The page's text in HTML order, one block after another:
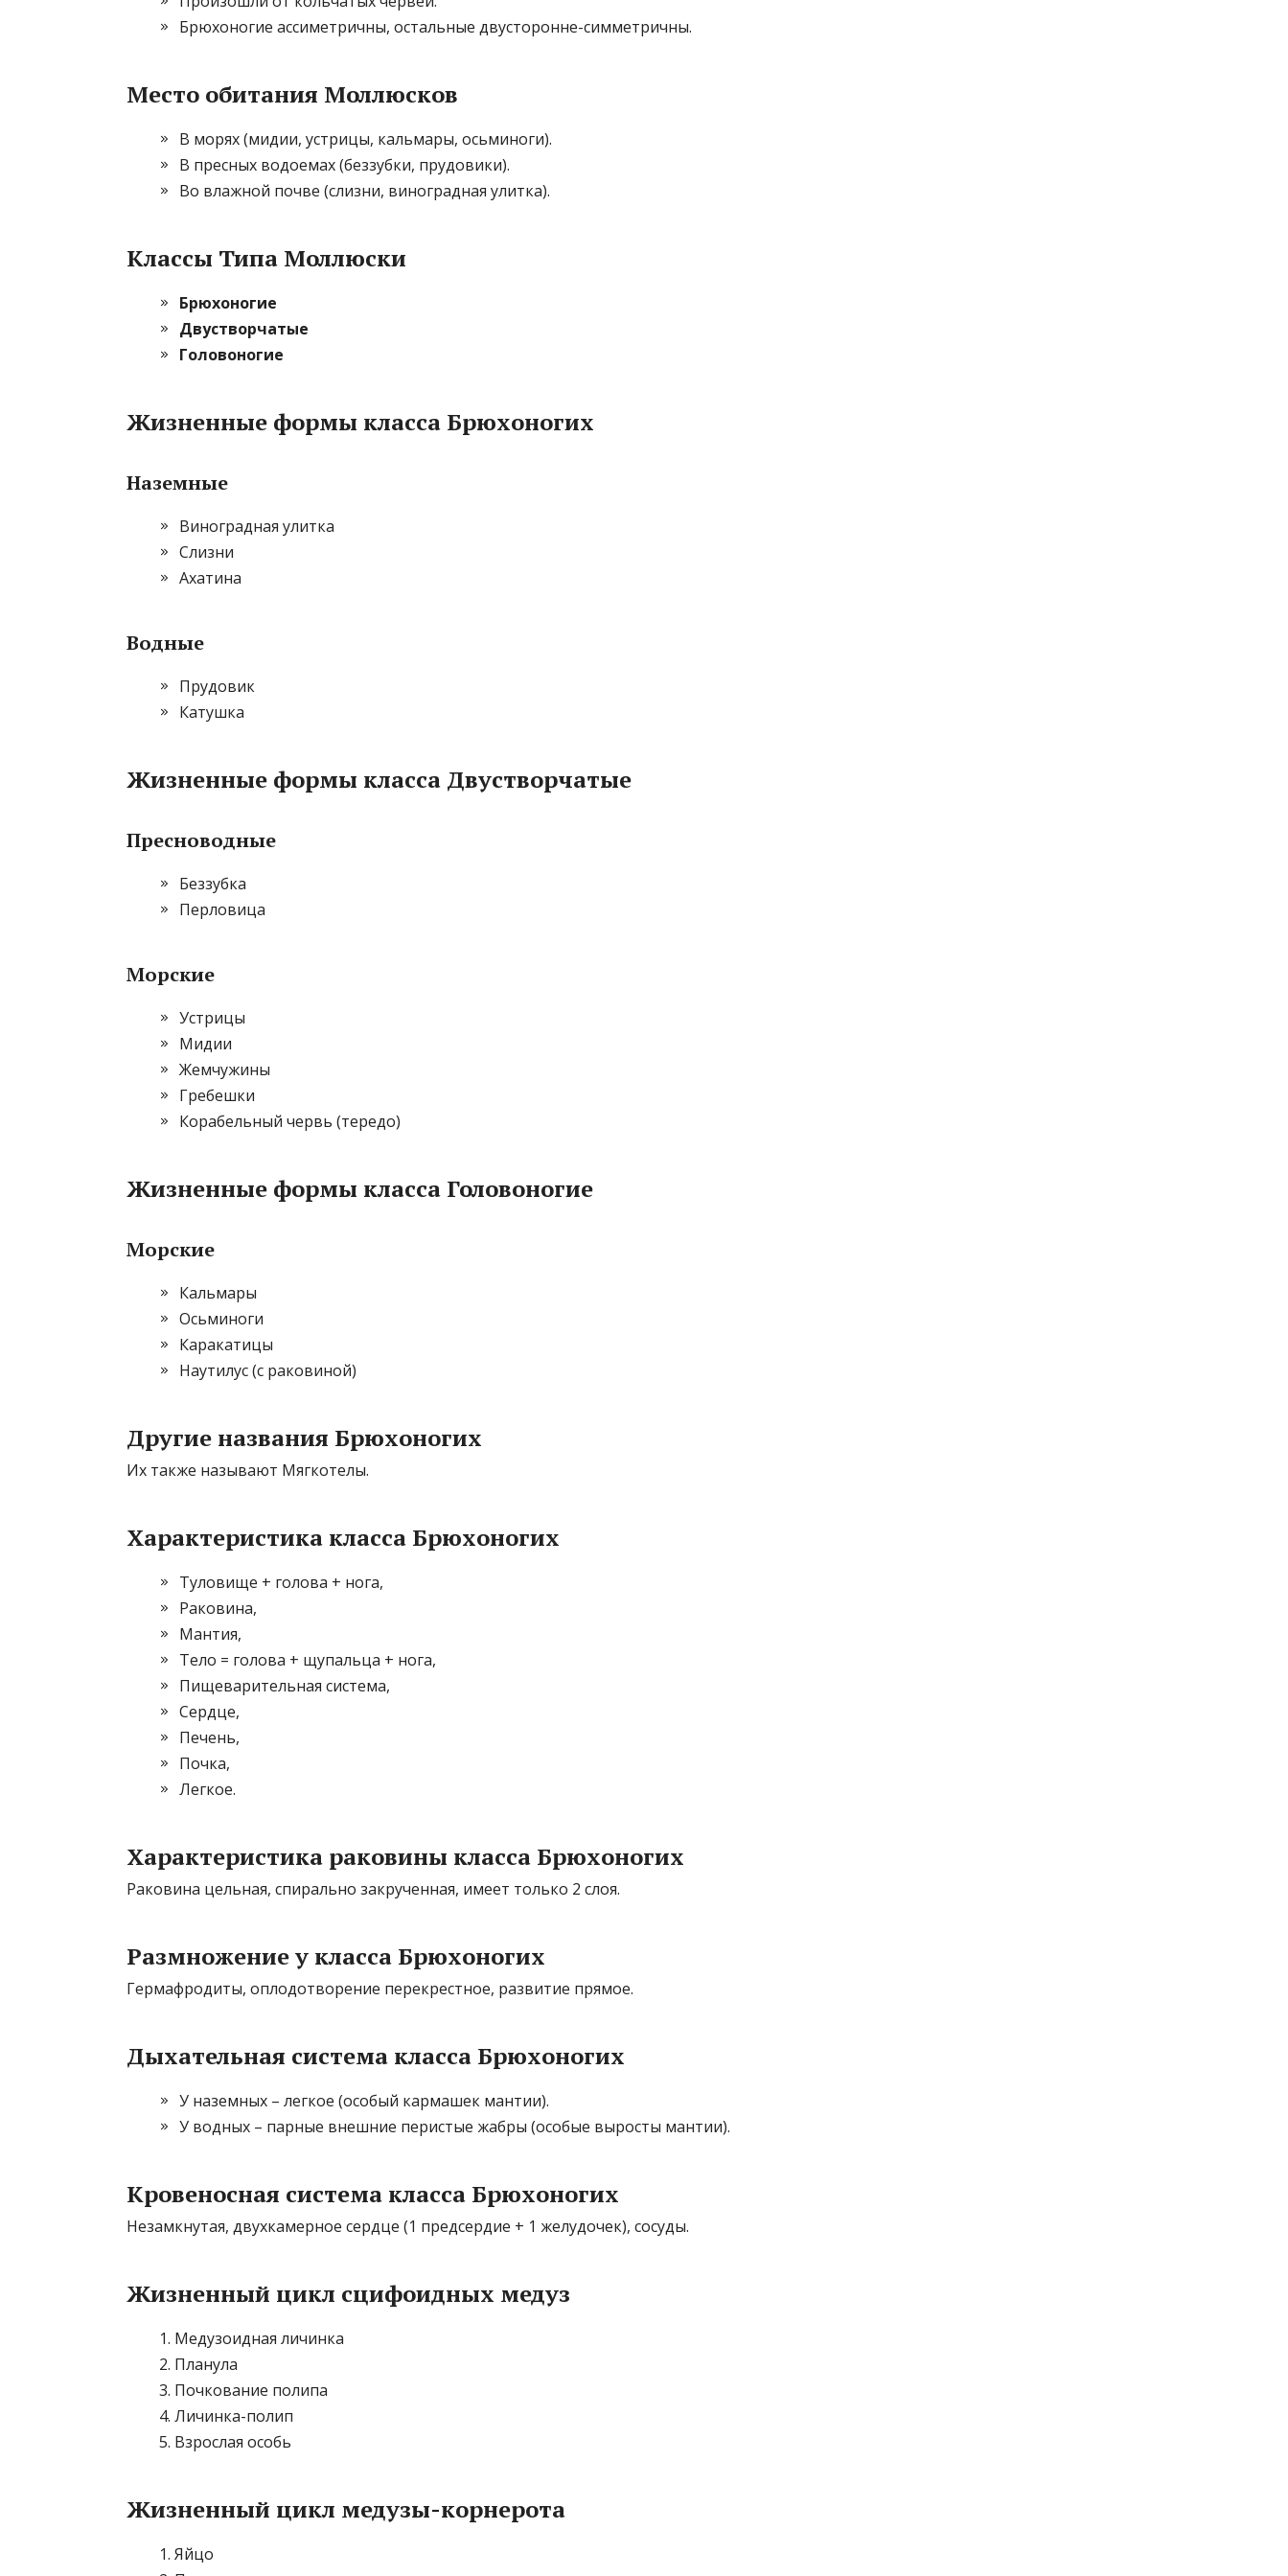
Брюхоногие ассиметричны, остальные двусторонне-симметричны.
Место обитания Моллюсков
В морях (мидии, устрицы, кальмары, осьминоги).
В пресных водоемах (беззубки, прудовики).
Во влажной почве (слизни, виноградная улитка).
Классы Типа Моллюски
Брюхоногие
Двустворчатые
Головоногие
Жизненные формы класса Брюхоногих
Наземные
Виноградная улитка
Слизни
Ахатина
Водные
Прудовик
Катушка
Жизненные формы класса Двустворчатые
Пресноводные
Беззубка
Перловица
Морские
Устрицы
Мидии
Жемчужины
Гребешки
Корабельный червь (тередо)
Жизненные формы класса Головоногие
Морские
Кальмары
Осьминоги
Каракатицы
Наутилус (с раковиной)
Другие названия Брюхоногих
Их также называют Мягкотелы.
Характеристика класса Брюхоногих
Туловище + голова + нога,
Раковина,
Мантия,
Тело = голова + щупальца + нога,
Пищеварительная система,
Сердце,
Печень,
Почка,
Легкое.
Характеристика раковины класса Брюхоногих
Раковина цельная, спирально закрученная, имеет только 2 слоя.
Размножение у класса Брюхоногих
Гермафродиты, оплодотворение перекрестное, развитие прямое.
Дыхательная система класса Брюхоногих
У наземных – легкое (особый кармашек мантии).
У водных – парные внешние перистые жабры (особые выросты мантии).
Кровеносная система класса Брюхоногих
Незамкнутая, двухкамерное сердце (1 предсердие + 1 желудочек), сосуды.
Жизненный цикл сцифоидных медуз
Медузоидная личинка
Планула
Почкование полипа
Личинка-полип
Взрослая особь
Жизненный цикл медузы-корнерота
Яйцо